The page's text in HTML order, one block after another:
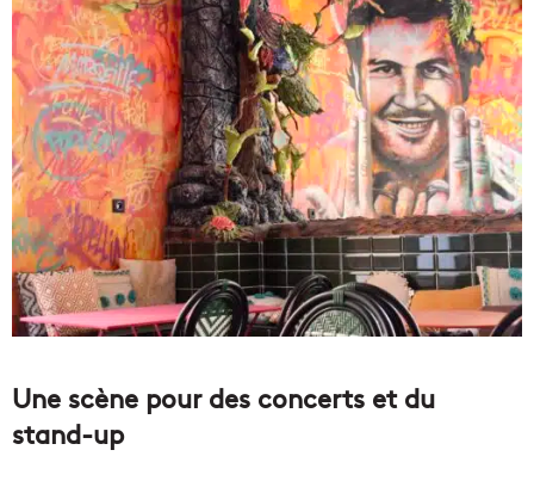
Une scène pour des concerts et du
stand-up